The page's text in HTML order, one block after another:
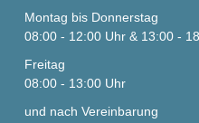
Montag bis Donnerstag
08:00 - 12:00 Uhr & 13:00 -
Freitag
08:00 - 13:00 Uhr
und nach Vereinbarung